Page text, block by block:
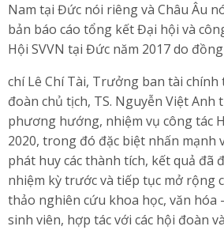
Nam tại Đức nói riêng và Châu Âu
bản báo cáo tổng kết Đại hội và
Hội SVVN tại Đức năm 2017 do đồng
chí Lê Chí Tài, Trưởng ban tài
đoàn chủ tịch, TS. Nguyễn Việt Anh
phương hướng, nhiệm vụ công tác
2020, trong đó đặc biệt nhấn mạnh
phát huy các thành tích, kết quả đã
nhiệm kỳ trước và tiếp tục mở rộng
thảo nghiên cứu khoa học, văn hóa
sinh viên, hợp tác với các hội đoàn